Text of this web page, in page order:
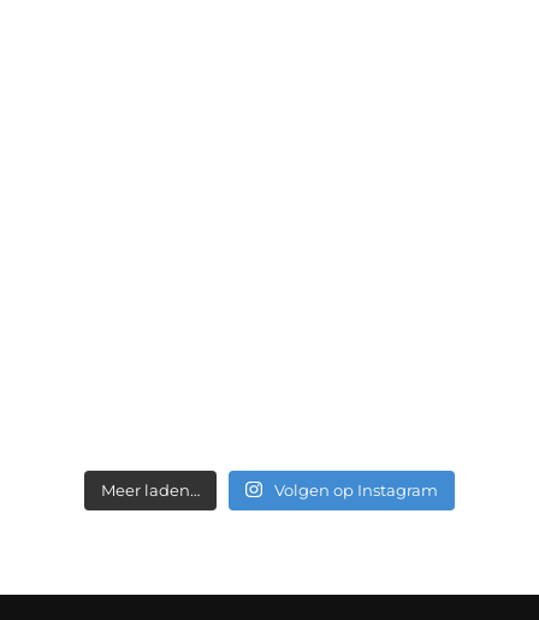
Meer laden… Volgen op Instagram